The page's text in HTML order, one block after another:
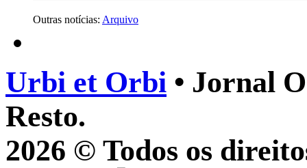
Outras notícias: Arquivo
Urbi et Orbi • Jornal
Resto.
2026 © Todos os